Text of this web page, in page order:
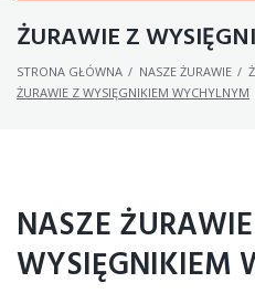
ŻURAWIE Z
STRONA GŁÓWNA / NASZE ŻURAWIE /
ŻURAWIE Z WYSIĘGNIKIEM WYCHYLNYM
NASZE
WYSIĘGNIKIEM